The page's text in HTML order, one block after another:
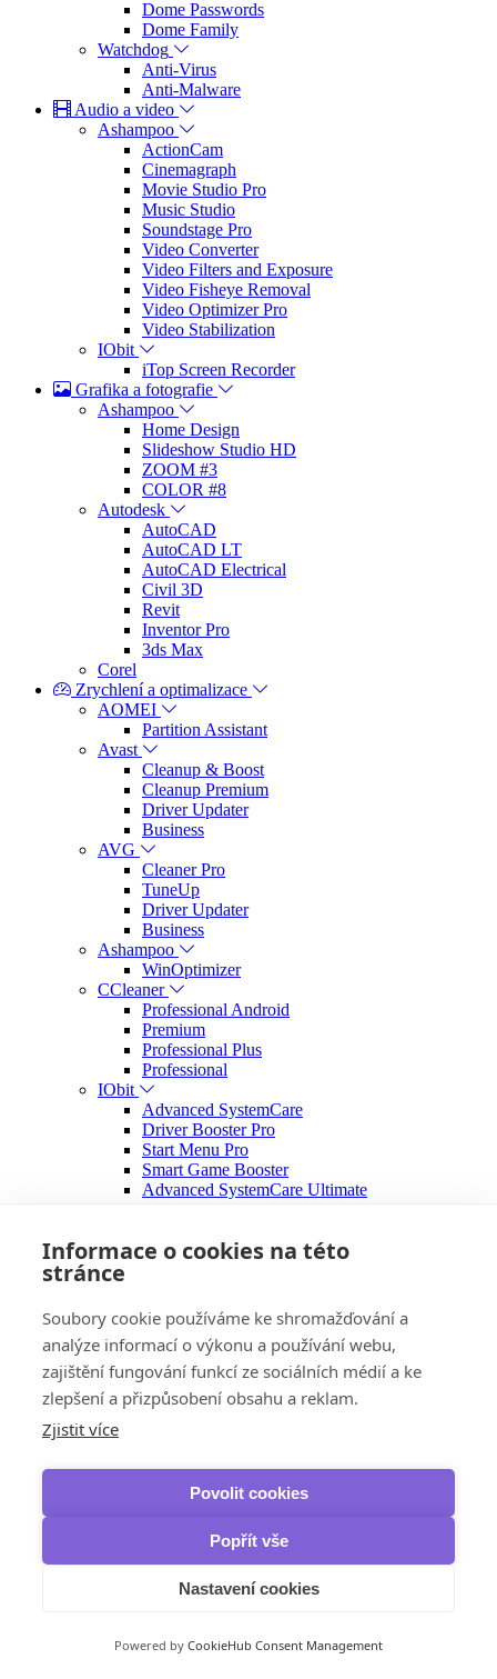
Dome Passwords
Dome Family
Watchdog
Anti-Virus
Anti-Malware
Audio a video
Ashampoo
ActionCam
Cinemagraph
Movie Studio Pro
Music Studio
Soundstage Pro
Video Converter
Video Filters and Exposure
Video Fisheye Removal
Video Optimizer Pro
Video Stabilization
IObit
iTop Screen Recorder
Grafika a fotografie
Ashampoo
Home Design
Slideshow Studio HD
ZOOM #3
COLOR #8
Autodesk
AutoCAD
AutoCAD LT
AutoCAD Electrical
Civil 3D
Revit
Inventor Pro
3ds Max
Corel
Zrychlení a optimalizace
AOMEI
Partition Assistant
Avast
Cleanup & Boost
Cleanup Premium
Driver Updater
Business
AVG
Cleaner Pro
TuneUp
Driver Updater
Business
Ashampoo
WinOptimizer
CCleaner
Professional Android
Premium
Professional Plus
Professional
IObit
Advanced SystemCare
Driver Booster Pro
Start Menu Pro
Smart Game Booster
Advanced SystemCare Ultimate
Panda Security
SecureLine VPN
HMA Pro VPN
AVG
Secure VPN
Bitdefender
Freedome VPN
Safe Connect VPN
VPN Plus
Informace o cookies na této
stránce
Soubory cookie používáme ke shromažďování a
analýze informací o výkonu a používání webu,
zajištění fungování funkcí ze sociálních médií a ke
zlepšení a přizpůsobení obsahu a reklam.
Zjistit více
Povolit cookies
Popřít vše
Nastavení cookies
Powered by CookieHub Consent Management